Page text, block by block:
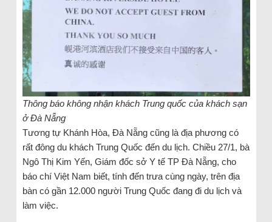
Thông báo không nhận khách Trung quốc của khách sạn
ở Đà Nẵng
Tương tự Khánh Hòa, Đà Nẵng cũng là địa phương có
rất đông du khách Trung Quốc đến du lịch. Chiều 27/1, bà
Ngô Thị Kim Yến, Giám đốc sở Y tế TP Đà Nẵng, cho
báo chí Việt Nam biết, tính đến trưa cùng ngày, trên địa
bàn có gần 12.000 người Trung Quốc đang đi du lịch và
làm việc.